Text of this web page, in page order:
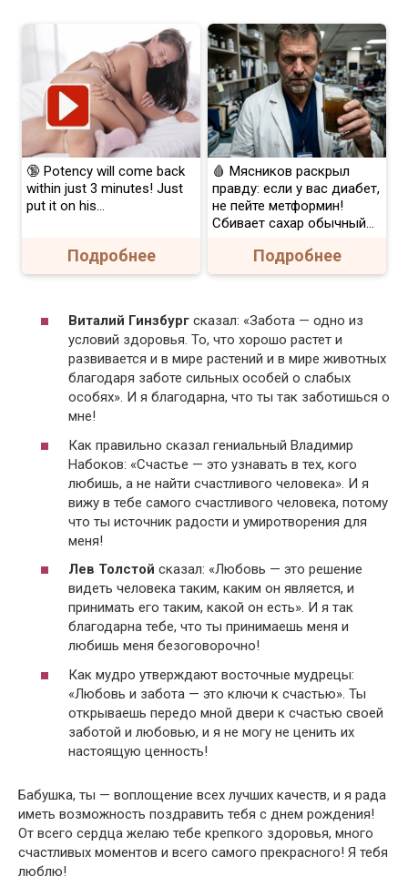
🔞 Potency will come back
within just 3 minutes! Just
put it on his…
Подробнее
🩸 Мясников раскрыл
правду: если у вас диабет,
не пейте метформин!
Сбивает сахар обычный...
Подробнее
Виталий Гинзбург сказал: «Забота — одно из
условий здоровья. То, что хорошо растет и
развивается и в мире растений и в мире животных
благодаря заботе сильных особей о слабых
особях». И я благодарна, что ты так заботишься о
мне!
Как правильно сказал гениальный Владимир
Набоков: «Счастье — это узнавать в тех, кого
любишь, а не найти счастливого человека». И я
вижу в тебе самого счастливого человека, потому
что ты источник радости и умиротворения для
меня!
Лев Толстой сказал: «Любовь — это решение
видеть человека таким, каким он является, и
принимать его таким, какой он есть». И я так
благодарна тебе, что ты принимаешь меня и
любишь меня безоговорочно!
Как мудро утверждают восточные мудрецы:
«Любовь и забота — это ключи к счастью». Ты
открываешь передо мной двери к счастью своей
заботой и любовью, и я не могу не ценить их
настоящую ценность!
Бабушка, ты — воплощение всех лучших качеств, и я рада
иметь возможность поздравить тебя с днем рождения!
От всего сердца желаю тебе крепкого здоровья, много
счастливых моментов и всего самого прекрасного! Я тебя
люблю!